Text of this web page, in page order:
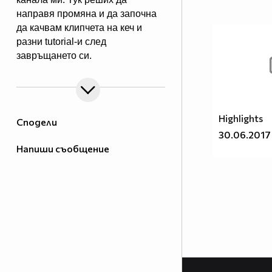
Сподели
Напиши съобщение
направя промяна и да започна
да качвам клипчета на кеч и
разни tutorial-и след
завръщането си.
Highlights
30.06.2017